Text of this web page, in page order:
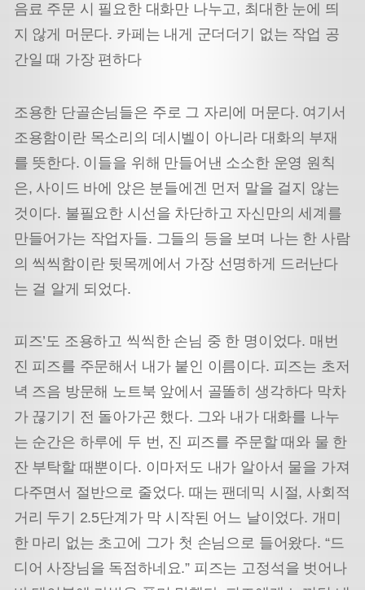
음료 주문 시 필요한 대화만 나누고, 최대한 눈에 띄
지 않게 머문다. 카페는 내게 군더더기 없는 작업 공
간일 때 가장 편하다
조용한 단골손님들은 주로 그 자리에 머문다. 여기서
조용함이란 목소리의 데시벨이 아니라 대화의 부재
를 뜻한다. 이들을 위해 만들어낸 소소한 운영 원칙
은, 사이드 바에 앉은 분들에겐 먼저 말을 걸지 않는
것이다. 불필요한 시선을 차단하고 자신만의 세계를
만들어가는 작업자들. 그들의 등을 보며 나는 한 사람
의 씩씩함이란 뒷목께에서 가장 선명하게 드러난다
는 걸 알게 되었다.
피즈’도 조용하고 씩씩한 손님 중 한 명이었다. 매번
진 피즈를 주문해서 내가 붙인 이름이다. 피즈는 초저
녁 즈음 방문해 노트북 앞에서 골똘히 생각하다 막차
가 끊기기 전 돌아가곤 했다. 그와 내가 대화를 나누
는 순간은 하루에 두 번, 진 피즈를 주문할 때와 물 한
잔 부탁할 때뿐이다. 이마저도 내가 알아서 물을 가져
다주면서 절반으로 줄었다. 때는 팬데믹 시절, 사회적
거리 두기 2.5단계가 막 시작된 어느 날이었다. 개미
한 마리 없는 초고에 그가 첫 손님으로 들어왔다. “드
디어 사장님을 독점하네요.” 피즈는 고정석을 벗어나